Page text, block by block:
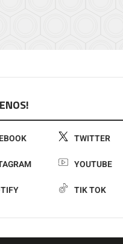
TWITTER
YOUTUBE
TIK TOK